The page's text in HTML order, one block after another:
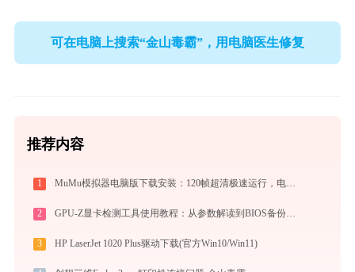
可在电脑上搜索“金山毒霸”，用电脑医生修复
推荐内容
1 MuMu模拟器电脑版下载安装：120帧超清极速运行，电脑玩手游的装机必备神器
2 GPU-Z显卡检测工具使用教程：从参数解读到BIOS备份，一站式掌握显卡信息
3 HP LaserJet 1020 Plus驱动下载(官方Win10/Win11)